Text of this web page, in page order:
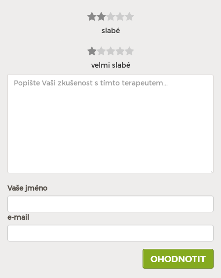
slabé
velmi slabé
Vaše jméno
e-mail